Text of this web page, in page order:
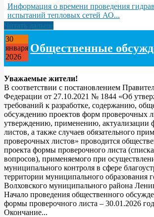
Информация о времени проведения
испытаний тепловых сетей АО...
Читать дальше
30
января
2026
Общественные
Уважаемые жители!
В соответствии с постановлением
Федерации от 27.10.2021 № 1844 «Об
требований к разработке, содержанию,
обсуждению проектов форм проверочных
утверждению, применению, актуализации
листов, а также случаев обязательного
проверочных листов» проводится
проекта формы проверочного листа
вопросов), применяемого при
муниципального контроля в сфере
территории муниципального образования
Волховского муниципального района
Начало проведения общественного
формы проверочного листа – 30.01.2026
Окончание...